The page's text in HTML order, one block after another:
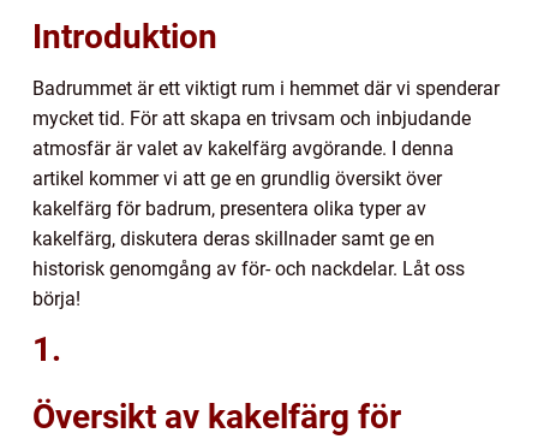
Introduktion
Badrummet är ett viktigt rum i hemmet där vi spenderar
mycket tid. För att skapa en trivsam och inbjudande
atmosfär är valet av kakelfärg avgörande. I denna
artikel kommer vi att ge en grundlig översikt över
kakelfärg för badrum, presentera olika typer av
kakelfärg, diskutera deras skillnader samt ge en
historisk genomgång av för- och nackdelar. Låt oss
börja!
1.
Översikt av kakelfärg för